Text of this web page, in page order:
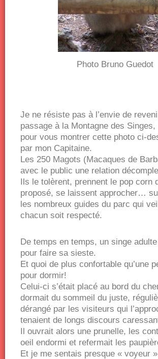
Photo Bruno Guedot
Je ne résiste pas à l’envie de
passage à la Montagne des Singes,
pour vous montrer cette photo ci-
par mon Capitaine.
Les 250 Magots (Macaques de
avec le public une relation
Ils le tolèrent, prennent le pop corn
proposé, se laissent approcher…
les nombreux guides du parc qui
chacun soit respecté.
De temps en temps, un singe
pour faire sa sieste.
Et quoi de plus confortable qu’une
pour dormir!
Celui-ci s’était placé au bord du
dormait du sommeil du juste,
dérangé par les visiteurs qui
tenaient de longs discours
Il ouvrait alors une prunelle, les
oeil endormi et refermait les
Et je me sentais presque « voyeur